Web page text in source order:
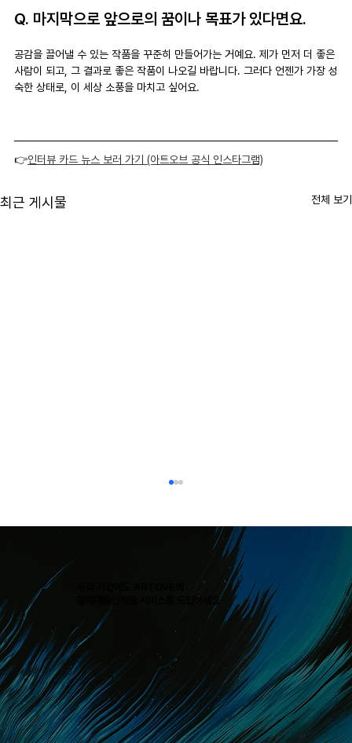
Q. 마지막으로 앞으로의 꿈이나 목표가 있다면요.
공감을 끌어낼 수 있는 작품을 꾸준히 만들어가는 거예요. 제가 먼저 더 좋은
사람이 되고, 그 결과로 좋은 작품이 나오길 바랍니다. 그러다 언젠가 가장 성
숙한 상태로, 이 세상 소풍을 마치고 싶어요.
👉인터뷰 카드 뉴스 보러 가기 (아트오브 공식 인스타그램)
최근 게시물 전체 보기
[작가 문성경] “자연을 소중히 여기자는 메시지
를 전하고 싶어요.” - 비바리퍼블리카 소속
장애예술인채용 서비스를 도입하세요